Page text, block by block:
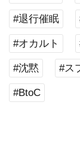
#退行催眠
#オカルト
#沈黙 #ス
#BtoC